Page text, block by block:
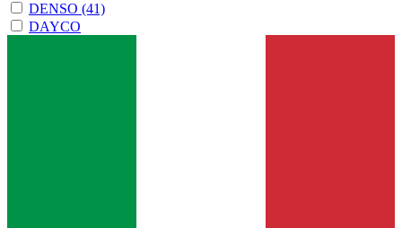
DENSO (41)
DAYCO